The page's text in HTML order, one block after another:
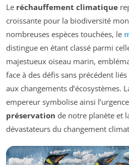
Le réchauffement climatique
croissante pour la biodiversité
nombreuses espèces touchées, le
distingue en étant classé parmi
majestueux oiseau marin,
face à des défis sans précédent
aux changements d’écosystèmes.
empereur symbolise ainsi
préservation de notre planète et
dévastateurs du changement